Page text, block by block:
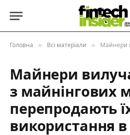
Головна » Всі матеріали » Майнери вилучають
Майнери
з майнінгових
перепродають
використання